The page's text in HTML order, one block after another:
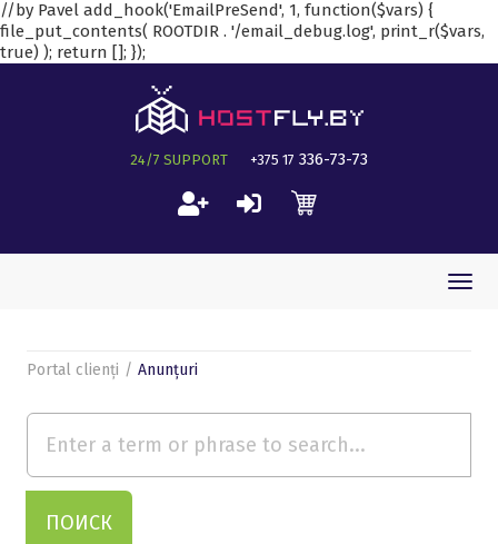
//by Pavel add_hook('EmailPreSend', 1, function($vars) {
file_put_contents( ROOTDIR . '/email_debug.log', print_r($vars,
true) ); return []; });
24/7 SUPPORT +375 17 336-73-73
Portal clienți Anunțuri